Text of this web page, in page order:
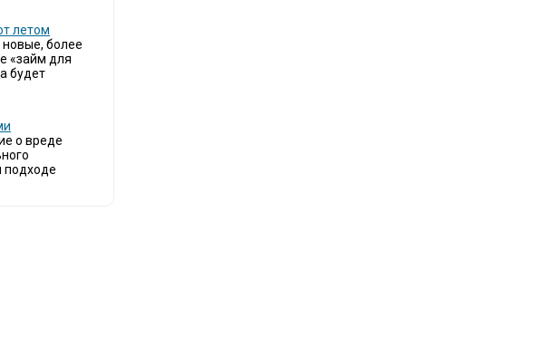
летом
новые, более
«займ для
будет
о вреде
подходе